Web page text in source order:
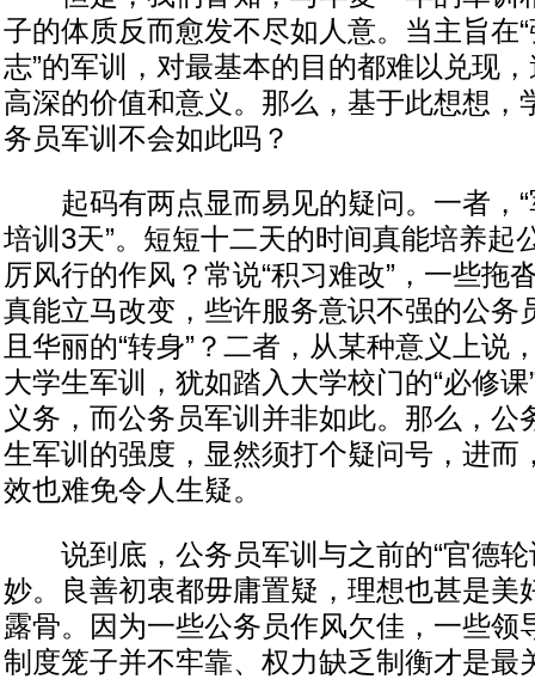
子的体质反而愈发不尽如人意。当主旨在
志”的军训，对最基本的目的都难以兑现
高深的价值和意义。那么，基于此想想，
务员军训不会如此吗？
起码有两点显而易见的疑问。一者，“
培训3天”。短短十二天的时间真能培养起
厉风行的作风？常说“积习难改”，一些拖
真能立马改变，些许服务意识不强的公务
且华丽的“转身”？二者，从某种意义上说
大学生军训，犹如踏入大学校门的“必修
义务，而公务员军训并非如此。那么，公
生军训的强度，显然须打个疑问号，进而
效也难免令人生疑。
说到底，公务员军训与之前的“官德轮
妙。良善初衷都毋庸置疑，理想也甚是美
露骨。因为一些公务员作风欠佳，一些领
制度笼子并不牢靠、权力缺乏制衡才是最